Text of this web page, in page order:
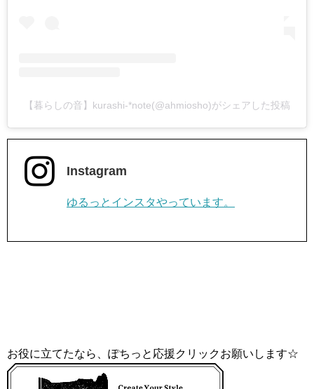
【暮らしの音】kurashi-*note(@ahmiosho)がシェアした投稿
Instagram
ゆるっとインスタやっています。
お役に立てたなら、ぽちっと応援クリックお願いします☆